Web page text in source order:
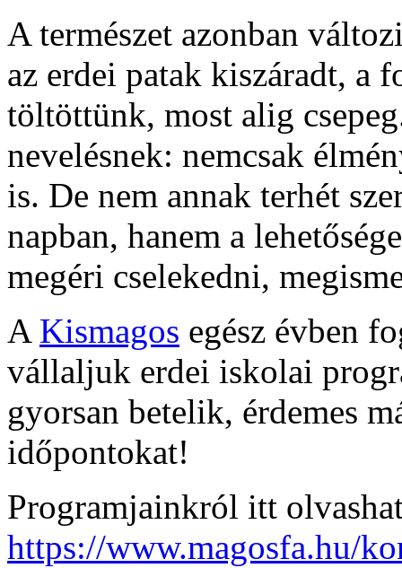
A természet azonban
az erdei patak kiszáradt, a
töltöttünk, most alig
nevelésnek: nemcsak
is. De nem annak terhét
napban, hanem a
megéri cselekedni,
A Kismagos egész évben
vállaljuk erdei iskolai
gyorsan betelik, érdemes
időpontokat!
Programjainkról itt
https://www.magosfa.hu/